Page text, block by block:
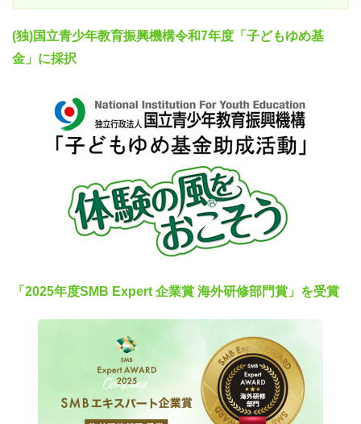
(独)国立青少年教育振興機構令和7年度「子どもゆめ基
金」に採択
「2025年度SMB Expert 企業賞 海外研修部門賞」を受賞